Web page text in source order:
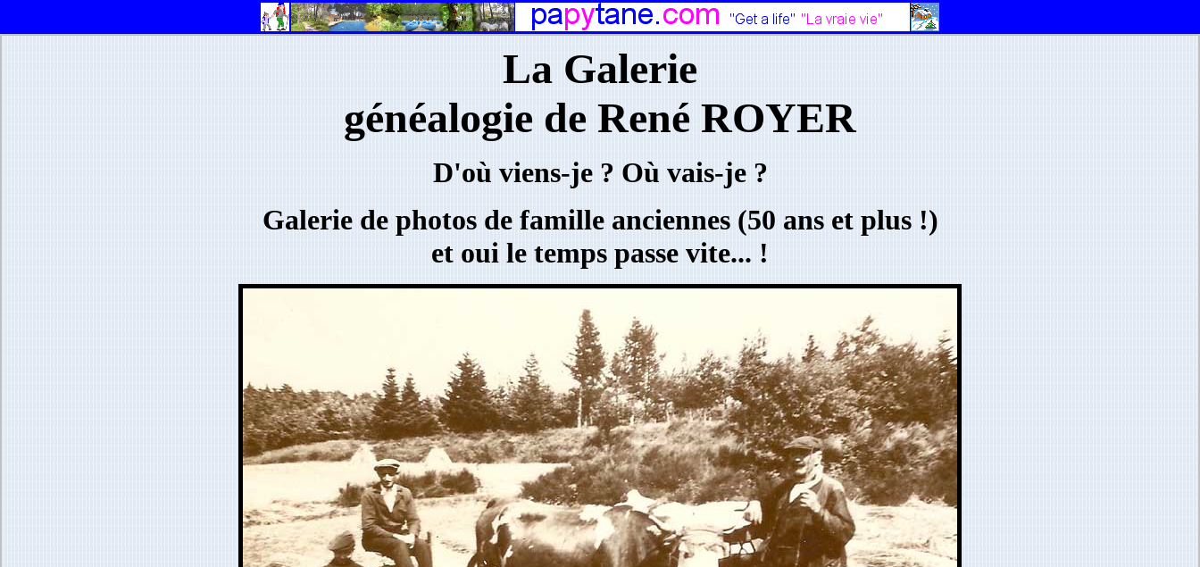
La Galerie
généalogie de René ROYER
D'où viens-je ? Où vais-je ?
Galerie de photos de famille anciennes (50 ans et plus !)
et oui le temps passe vite... !